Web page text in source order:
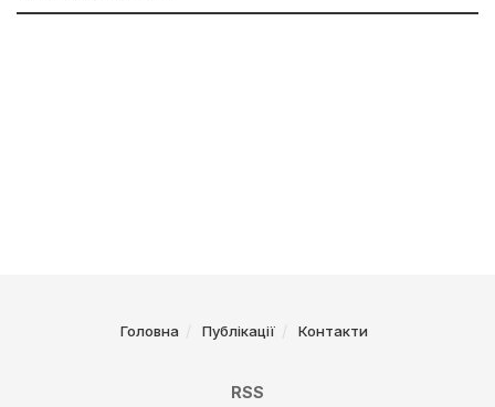
Головна Публікації Контакти
RSS